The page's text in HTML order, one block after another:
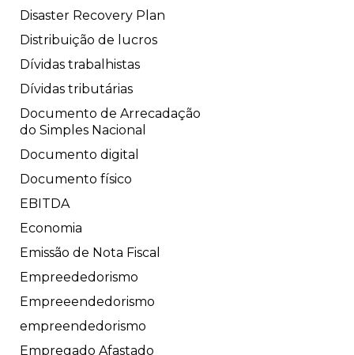
Disaster Recovery Plan
Distribuição de lucros
Dívidas trabalhistas
Dívidas tributárias
Documento de Arrecadação
do Simples Nacional
Documento digital
Documento físico
EBITDA
Economia
Emissão de Nota Fiscal
Empreededorismo
Empreeendedorismo
empreendedorismo
Empregado Afastado